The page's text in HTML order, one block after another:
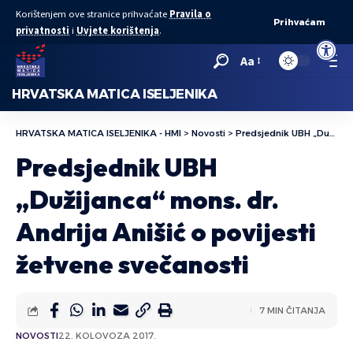
Open
Korištenjem ove stranice prihvaćate Pravila o
privatnosti i Uvjete korištenja.
Prihvaćam
Aa
HRVATSKA MATICA ISELJENIKA
HRVATSKA MATICA ISELJENIKA - HMI > Novosti > Predsjednik UBH „Dužijanca“ mons. dr. Andrija Anišić o povijesti žetvene svečanosti
Predsjednik UBH
„Dužijanca“ mons. dr.
Andrija Anišić o povijesti
žetvene svečanosti
NOVOSTI22. KOLOVOZA 2017.
7 MIN ČITANJA